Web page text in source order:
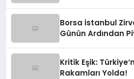
Borsa İstanbul
Günün Ardından
Kritik Eşik:
Rakamları Yolda!